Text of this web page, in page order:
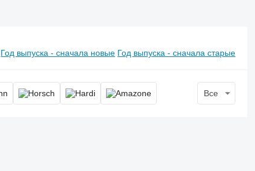
Год выпуска - сначала новые Год выпуска - сначала старые
Все